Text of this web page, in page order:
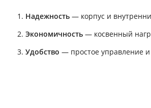
Надежность — корпус и
Экономичность — косвенный
Удобство — простое управление